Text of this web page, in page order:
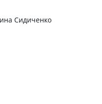
Сидиченко